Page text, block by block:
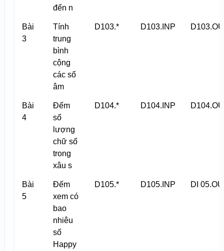
đến n
Bài
3
Tính
trung
bình
cộng
các số
âm
D103.* D103.INP
Bài
4
Đếm
số
lượng
chữ số
trong
xâu s
D104.* D104.INP
Bài
5
Đếm
xem có
bao
nhiêu
số
Happy
D105.* D105.INP DI